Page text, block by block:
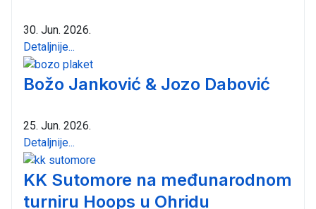
30. Jun. 2026.
Detaljnije...
Božo Janković & Jozo Dabović
25. Jun. 2026.
Detaljnije...
KK Sutomore na međunarodnom
turniru Hoops u Ohridu